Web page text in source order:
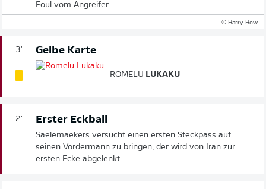
Foul vom Angreifer.
© Harry How
3' Gelbe Karte
ROMELU LUKAKU
2' Erster Eckball
Saelemaekers versucht einen ersten Steckpass auf
seinen Vordermann zu bringen, der wird von Iran zur
ersten Ecke abgelenkt.